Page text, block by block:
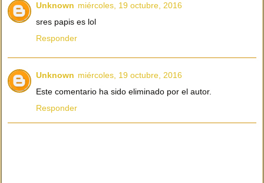
Unknown miércoles, 19 octubre, 2016
sres papis es lol
Responder
Unknown miércoles, 19 octubre, 2016
Este comentario ha sido eliminado por el autor.
Responder